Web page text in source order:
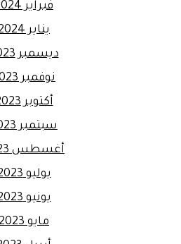
فبراير 2024
يناير 2024
ديسمبر 2023
نوفمبر 2023
أكتوبر 2023
سبتمبر 2023
أغسطس 2023
يوليو 2023
يونيو 2023
مايو 2023